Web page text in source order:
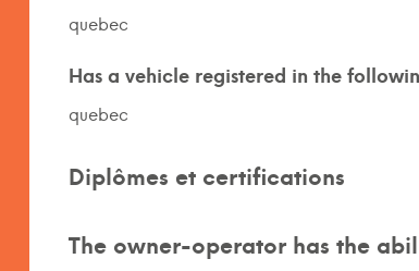
quebec
Has a vehicle registered in the
quebec
Diplômes et certifications
The owner-operator has the